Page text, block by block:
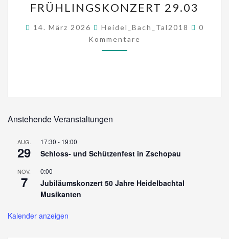
29.03
FRÜHLINGSKONZERT 29.03
14. März 2026 Heidel_Bach_Tal2018
0
Kommentare
Anstehende Veranstaltungen
AUG.
29
17:30 - 19:00
Schloss- und Schützenfest in Zschopau
NOV.
7
0:00
Jubiläumskonzert 50 Jahre Heidelbachtal
Musikanten
Kalender anzeigen